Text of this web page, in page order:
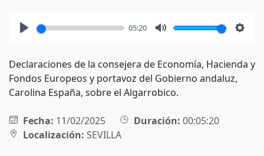
05:20
Declaraciones de la consejera de Economía, Hacienda y
Fondos Europeos y portavoz del Gobierno andaluz,
Carolina España, sobre el Algarrobico.
Fecha: 11/02/2025 Duración: 00:05:20
Localización: SEVILLA